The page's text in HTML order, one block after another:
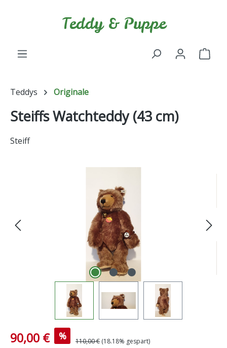
Teddy & Puppe
Teddys Originale
Steiffs Watchteddy (43 cm)
Steiff
Verkaufspreis:
90,00 € % Regulärer Preis:
110,00 € (18.18% gespart)